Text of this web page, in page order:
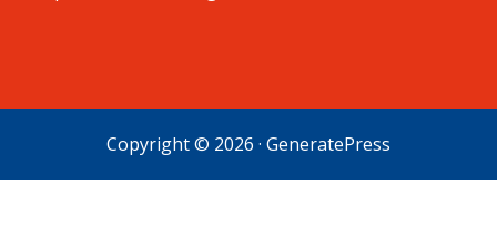
Copyright © 2026 · GeneratePress